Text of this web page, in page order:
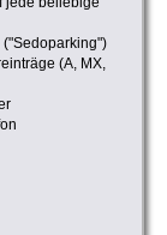
("Sedoparking")
(A, MX,